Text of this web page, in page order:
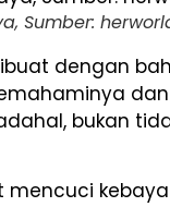
Sumber:
dengan
bukan